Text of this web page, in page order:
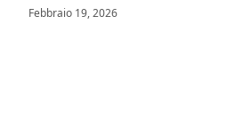
Febbraio 19, 2026